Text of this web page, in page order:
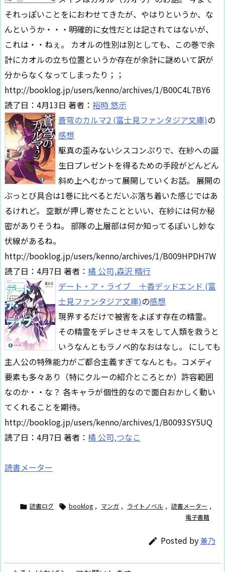
それっぽいことをにおわせてきたが、やはりというか、な
んというか・・・明確的に女性だとは記されてはないが、
これは・・ねぇ。 カオルの性別は別としても、この巻で余
計にカオルの立ち位置というか存在が余計に謎めいて訳が
分からなくなってしまったり；；
http://booklog.jp/users/kenno/archives/1/B00C4L7BY6
読了日：4月13日 著者： 裕時 悠示
蒼穹のカルマ2 (富士見ファンタジア文庫)の
感想
駆真の歪みないシスコンぷりで、在紗への誕
生日プレゼントを得るための手段がどんどん
斜め上へむかって展開していくお話。 展開の
ぶっとび具合は1巻に比べるとだいぶ落ち着いた感じではあ
るけれど。 空獣が押し寄せたことといい、在紗には何か秘
密がありそうね。 部隊の上層部は何か知ってるぽいし妙な
伏線があるね。
http://booklog.jp/users/kenno/archives/1/B009HPDH7W
読了日：4月7日 著者： 橘 公司,森沢 晴行
デート・ア・ライブ 十香デッドエンド (富
士見ファンタジア文庫)の感想
現界するだけで被害をよぼす存在の精霊。
その精霊をデレさせキスをして人類を救うと
いうなんともラノベ的なおはなし。 にしても
主人公の特殊能力がご都合主義すぎてなんとも。コメディ
要素も多々あり（特にクルーの紹介ところとか）許容範囲
なのか・・な？ 各キャラが個性的なので面白おかしく動い
てくれることを期待。
http://booklog.jp/users/kenno/archives/1/B0093SY5UQ
読了日：4月7日 著者： 橘 公司,つなこ
読書メーター
 読書ログ  booklog , マンガ , ライトノベル , 読書メーター ,
電子書籍
 Posted by兼乃